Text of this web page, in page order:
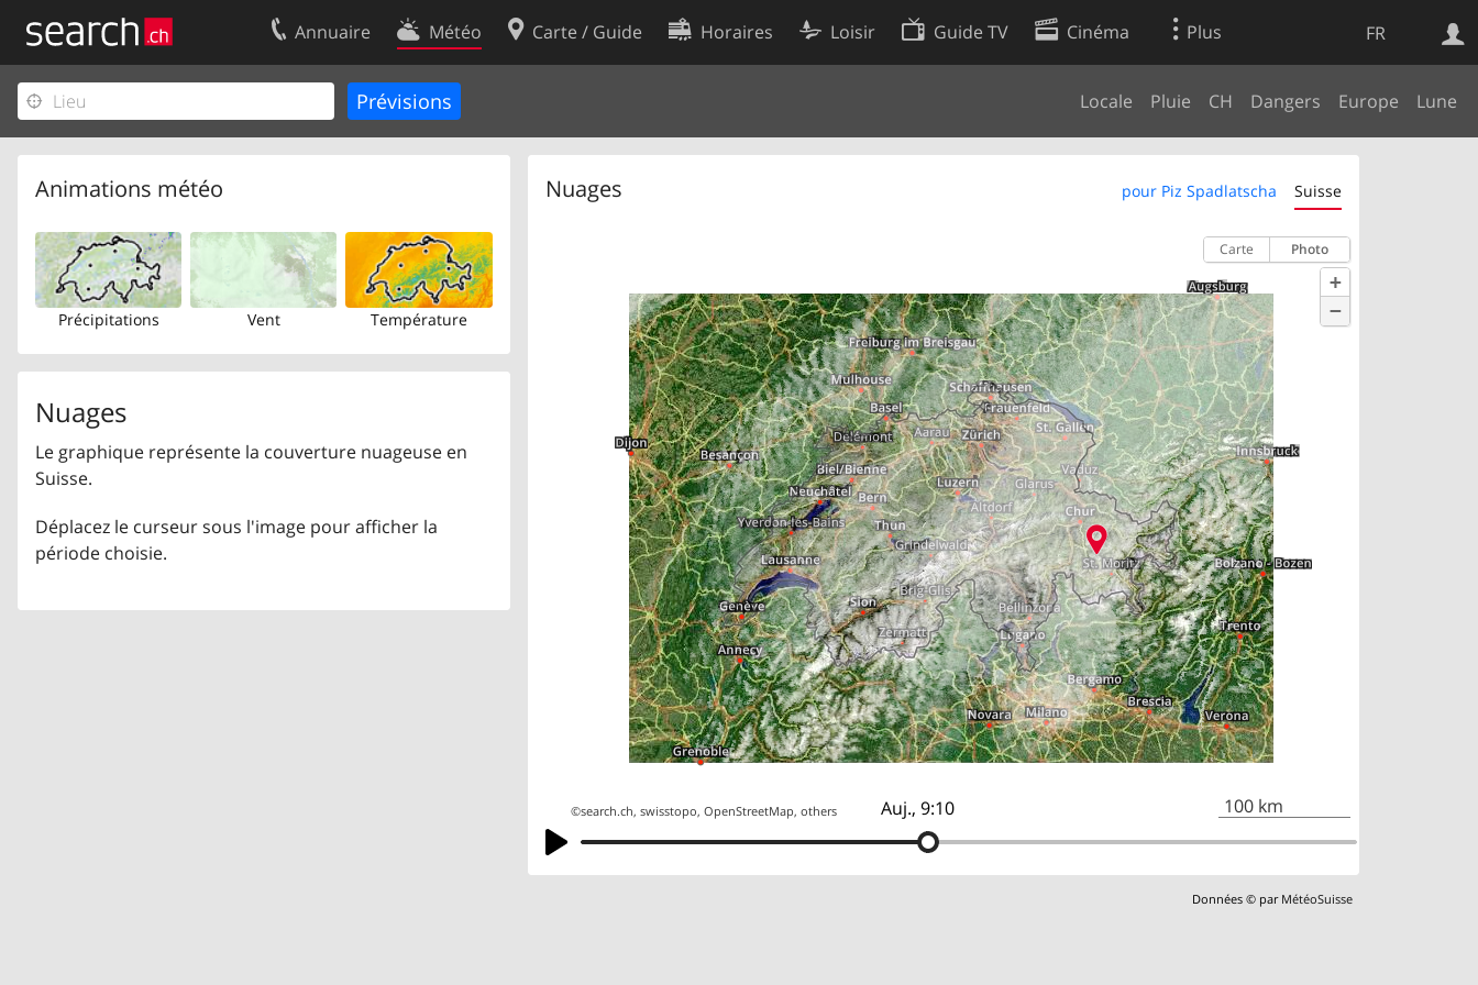
FR
Annuaire Météo Carte / Guide Horaires Loisir Guide TV Cinéma Plus
Locale Pluie CH Dangers Europe Lune
Animations météo
Précipitations Vent Température
Nuages
Le graphique représente la couverture nuageuse en
Suisse.
Déplacez le curseur sous l'image pour afficher la
période choisie.
Nuages pour Piz Spadlatscha Suisse
Auj., 9:10
Carte Photo
+
−
©search.ch,swisstopo,OpenStreetMap,others 100 km
Données © par MétéoSuisse
Web
Votre inscription
Centre clients
Contact
Conditions d’utilisation
Préférences de cookies